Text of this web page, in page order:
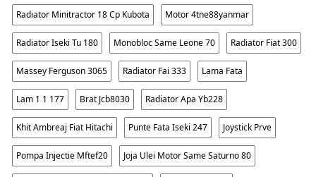
Radiator Minitractor 18 Cp Kubota Motor 4tne88yanmar
Radiator Iseki Tu 180 Monobloc Same Leone 70 Radiator Fiat 300
Massey Ferguson 3065 Radiator Fai 333 Lama Fata
Lam 1 1 177 Brat Jcb8030 Radiator Apa Yb228
Khit Ambreaj Fiat Hitachi Punte Fata Iseki 247 Joystick Prve
Pompa Injectie Mftef20 Joja Ulei Motor Same Saturno 80